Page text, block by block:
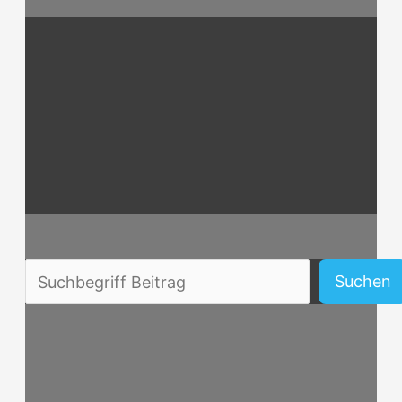
Beitragssuche Suchen